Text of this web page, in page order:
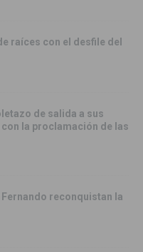
raíces con el desfile del
de salida a sus
con la proclamación de las
Fernando reconquistan la